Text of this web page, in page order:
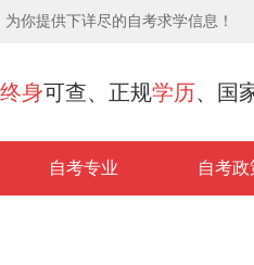
你提供下详尽的自考求学信息！
终身可查、正规学历、国
自考专业 自考政